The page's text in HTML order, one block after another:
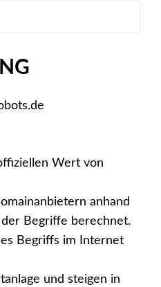
Wert von
anhand
Begriffe berechnet.
Begriffs im Internet
und steigen in